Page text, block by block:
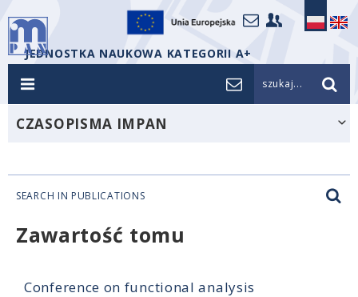
JEDNOSTKA NAUKOWA KATEGORII A+
szukaj...
CZASOPISMA IMPAN
SEARCH IN PUBLICATIONS
Zawartość tomu
Conference on functional analysis